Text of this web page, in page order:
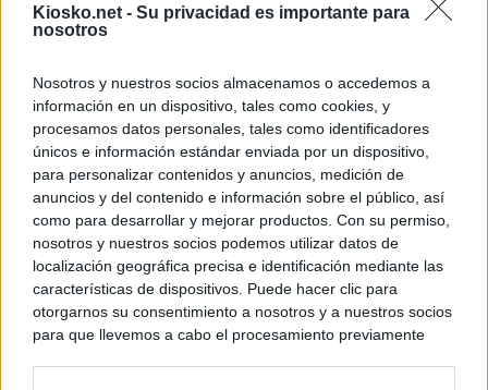
Kiosko.net - Su privacidad es importante para
nosotros
Nosotros y nuestros socios almacenamos o accedemos a
información en un dispositivo, tales como cookies, y
procesamos datos personales, tales como identificadores
únicos e información estándar enviada por un dispositivo,
para personalizar contenidos y anuncios, medición de
anuncios y del contenido e información sobre el público, así
como para desarrollar y mejorar productos. Con su permiso,
nosotros y nuestros socios podemos utilizar datos de
localización geográfica precisa e identificación mediante las
características de dispositivos. Puede hacer clic para
otorgarnos su consentimiento a nosotros y a nuestros socios
para que llevemos a cabo el procesamiento previamente